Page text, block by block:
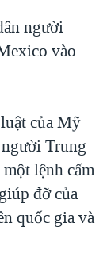
người
vào
của Mỹ
Trung
lệnh cấm
đỡ của
quốc gia và